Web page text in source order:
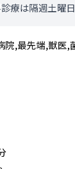
療は隔週土曜日